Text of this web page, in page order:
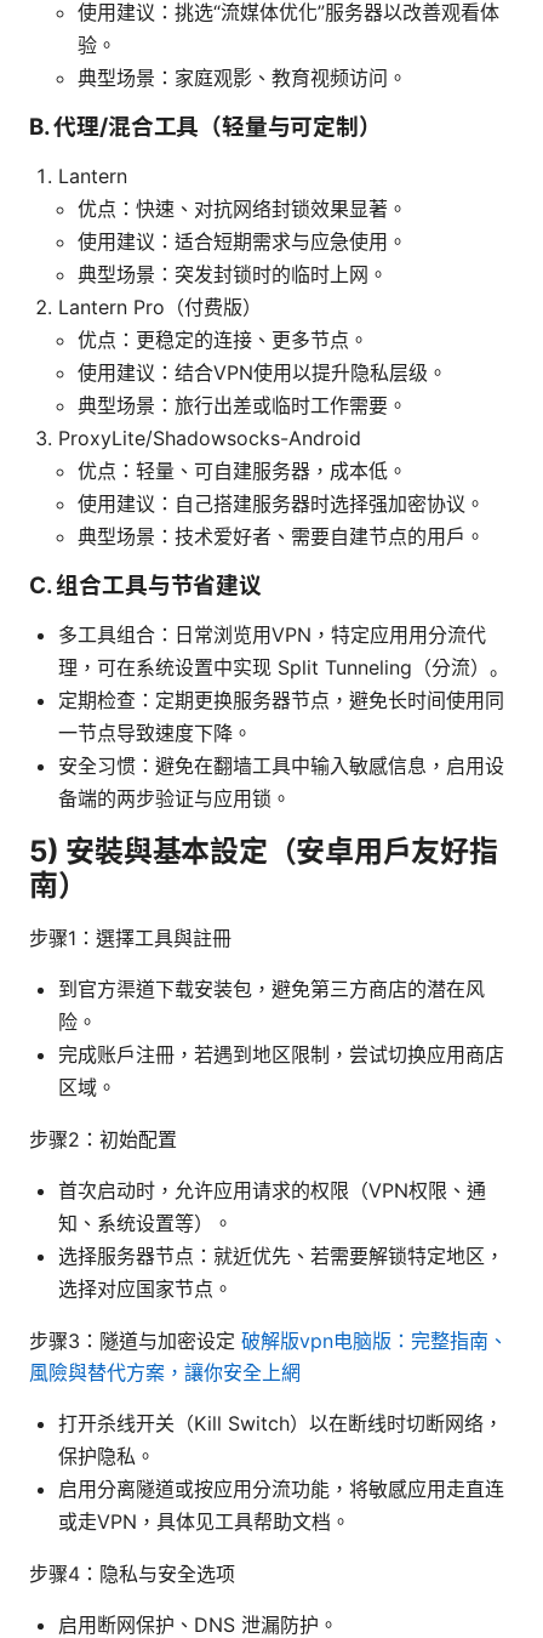
使用建议：挑选“流媒体优化”服务器以改善观看体
验。
典型场景：家庭观影、教育视频访问。
B. 代理/混合工具（轻量与可定制）
Lantern
优点：快速、对抗网络封锁效果显著。
使用建议：适合短期需求与应急使用。
典型场景：突发封锁时的临时上网。
Lantern Pro（付费版）
优点：更稳定的连接、更多节点。
使用建议：结合VPN使用以提升隐私层级。
典型场景：旅行出差或临时工作需要。
ProxyLite/Shadowsocks-Android
优点：轻量、可自建服务器，成本低。
使用建议：自己搭建服务器时选择强加密协议。
典型场景：技术爱好者、需要自建节点的用户。
C. 组合工具与节省建议
多工具组合：日常浏览用VPN，特定应用用分流代
理，可在系统设置中实现 Split Tunneling（分流）。
定期检查：定期更换服务器节点，避免长时间使用同
一节点导致速度下降。
安全习惯：避免在翻墙工具中输入敏感信息，启用设
备端的两步验证与应用锁。
5) 安裝與基本設定（安卓用戶友好指
南）
步骤1：選擇工具與註冊
到官方渠道下载安装包，避免第三方商店的潜在风
险。
完成账户注冊，若遇到地区限制，尝试切换应用商店
区域。
步骤2：初始配置
首次启动时，允许应用请求的权限（VPN权限、通
知、系统设置等）。
选择服务器节点：就近优先、若需要解锁特定地区，
选择对应国家节点。
步骤3：隧道与加密设定 破解版vpn电脑版：完整指南、
風險與替代方案，讓你安全上網
打开杀线开关（Kill Switch）以在断线时切断网络，
保护隐私。
启用分离隧道或按应用分流功能，将敏感应用走直连
或走VPN，具体见工具帮助文档。
步骤4：隐私与安全选项
启用断网保护、DNS 泄漏防护。